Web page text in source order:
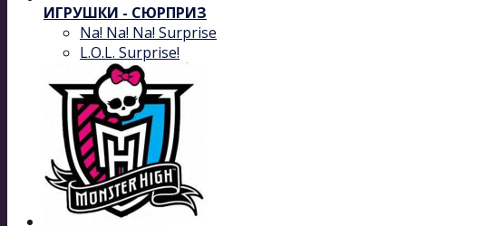
ИГРУШКИ - СЮРПРИЗ
Na! Na! Na! Surprise
L.O.L. Surprise!